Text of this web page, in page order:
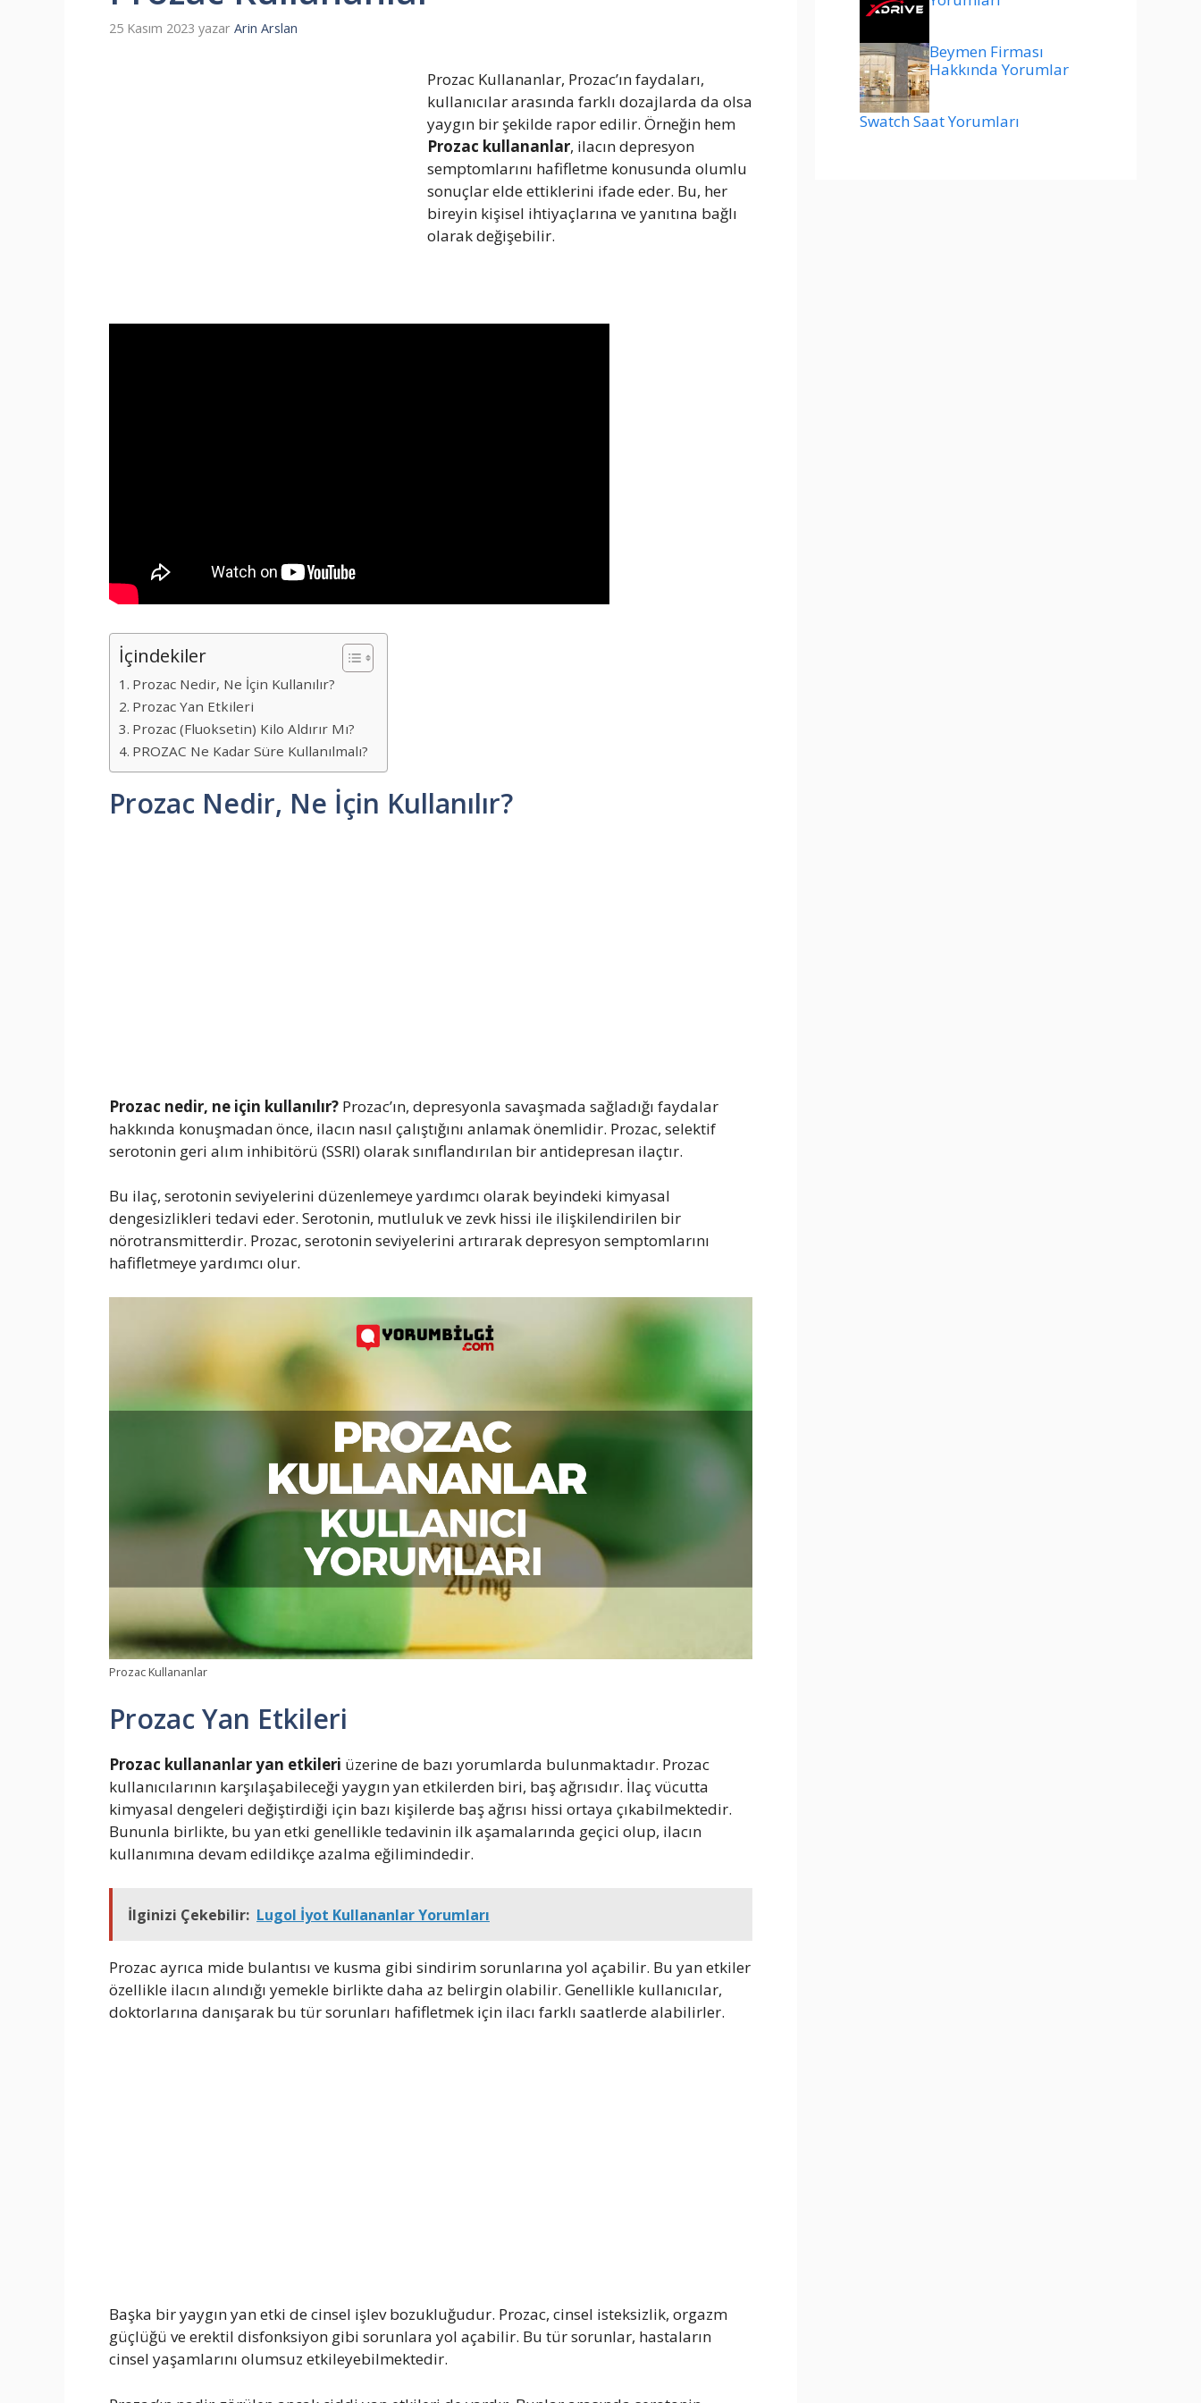
25 Kasım 2023 yazar Arin Arslan
Prozac Kullananlar, Prozac’ın faydaları,
kullanıcılar arasında farklı dozajlarda da olsa
yaygın bir şekilde rapor edilir. Örneğin hem
Prozac kullananlar, ilacın depresyon
semptomlarını hafifletme konusunda olumlu
sonuçlar elde ettiklerini ifade eder. Bu, her
bireyin kişisel ihtiyaçlarına ve yanıtına bağlı
olarak değişebilir.
İçindekiler
Prozac Nedir, Ne İçin Kullanılır?
Prozac Yan Etkileri
Prozac (Fluoksetin) Kilo Aldırır Mı?
PROZAC Ne Kadar Süre Kullanılmalı?
Prozac Nedir, Ne İçin Kullanılır?
Prozac nedir, ne için kullanılır? Prozac’ın, depresyonla savaşmada sağladığı faydalar
hakkında konuşmadan önce, ilacın nasıl çalıştığını anlamak önemlidir. Prozac, selektif
serotonin geri alım inhibitörü (SSRI) olarak sınıflandırılan bir antidepresan ilaçtır.
Bu ilaç, serotonin seviyelerini düzenlemeye yardımcı olarak beyindeki kimyasal
dengesizlikleri tedavi eder. Serotonin, mutluluk ve zevk hissi ile ilişkilendirilen bir
nörotransmitterdir. Prozac, serotonin seviyelerini artırarak depresyon semptomlarını
hafifletmeye yardımcı olur.
Prozac Kullananlar
Prozac Yan Etkileri
Prozac kullananlar yan etkileri üzerine de bazı yorumlarda bulunmaktadır. Prozac
kullanıcılarının karşılaşabileceği yaygın yan etkilerden biri, baş ağrısıdır. İlaç vücutta
kimyasal dengeleri değiştirdiği için bazı kişilerde baş ağrısı hissi ortaya çıkabilmektedir.
Bununla birlikte, bu yan etki genellikle tedavinin ilk aşamalarında geçici olup, ilacın
kullanımına devam edildikçe azalma eğilimindedir.
İlginizi Çekebilir: Lugol İyot Kullananlar Yorumları
Prozac ayrıca mide bulantısı ve kusma gibi sindirim sorunlarına yol açabilir. Bu yan etkiler
özellikle ilacın alındığı yemekle birlikte daha az belirgin olabilir. Genellikle kullanıcılar,
doktorlarına danışarak bu tür sorunları hafifletmek için ilacı farklı saatlerde alabilirler.
Başka bir yaygın yan etki de cinsel işlev bozukluğudur. Prozac, cinsel isteksizlik, orgazm
güçlüğü ve erektil disfonksiyon gibi sorunlara yol açabilir. Bu tür sorunlar, hastaların
cinsel yaşamlarını olumsuz etkileyebilmektedir.
Beymen Firması
Hakkında Yorumlar
Swatch Saat Yorumları